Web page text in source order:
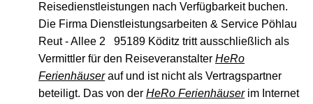
Reisedienstleistungen nach Verfügbarkeit buchen.
Die Firma Dienstleistungsarbeiten & Service Pöhlau
Reut - Allee 2 95189 Köditz tritt ausschließlich als
Vermittler für den Reiseveranstalter HeRo
Ferienhäuserauf und ist nicht als Vertragspartner
beteiligt. Das von der HeRo Ferienhäuserim Internet